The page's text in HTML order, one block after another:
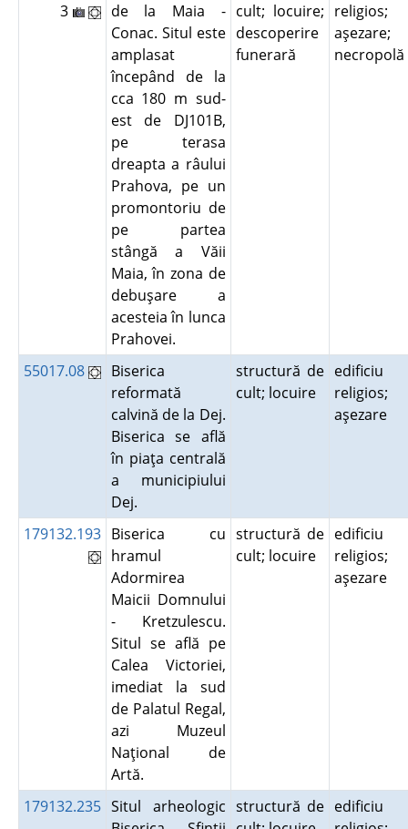
3
de la Maia -
Conac. Situl este
amplasat
începând de la
cca 180 m sud-
est de DJ101B,
pe terasa
dreapta a râului
Prahova, pe un
promontoriu de
pe partea
stângă a Văii
Maia, în zona de
debuşare a
acesteia în lunca
Prahovei.
cult; locuire;
descoperire
funerară
religios;
aşezare;
55017.08
Biserica
reformată
calvină de la Dej.
Biserica se află
în piaţa centrală
a municipiului
Dej.
structură de
cult; locuire
edificiu
religios;
aşezare
179132.193 Biserica cu
hramul
Adormirea
Maicii Domnului
- Kretzulescu.
Situl se află pe
Calea Victoriei,
imediat la sud
de Palatul Regal,
azi Muzeul
Naţional de
Artă.
structură de
cult; locuire
edificiu
religios;
aşezare
179132.235 Situl arheologic structură de edificiu